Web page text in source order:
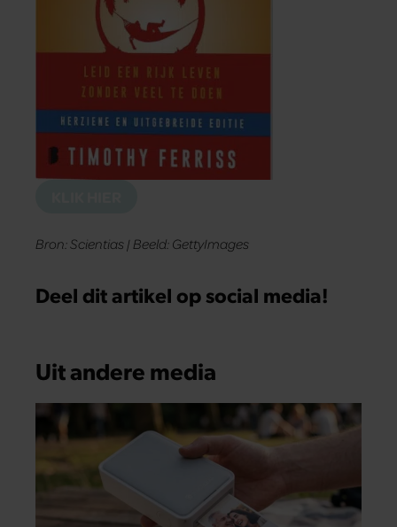
Bron: Scientias | Beeld: GettyImages
Deel dit artikel op social media!
Uit andere media